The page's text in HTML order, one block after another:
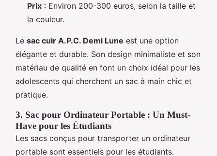
Prix : Environ 200-300 euros, selon la taille et
la couleur.
Le sac cuir A.P.C. Demi Lune est une option
élégante et durable. Son design minimaliste et son
matériau de qualité en font un choix idéal pour les
adolescents qui cherchent un sac à main chic et
pratique.
3. Sac pour Ordinateur Portable : Un Must-
Have pour les Étudiants
Les sacs conçus pour transporter un ordinateur
portable sont essentiels pour les étudiants.